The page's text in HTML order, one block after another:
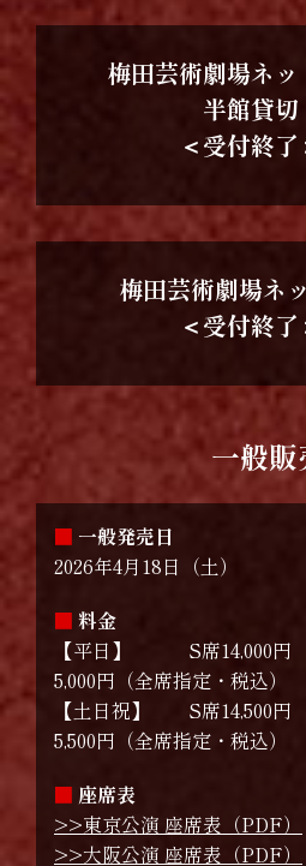
梅田芸術劇場ネ
半館貸切
＜受付終了
【東京公演】半館貸切対象
7/19（日）12:00公演、
詳細はこ
【大阪公演】半館貸切対象
詳細はこち
梅田芸術劇場ネ
＜受付終了
詳細・お申し込み
ご利用には、梅田芸術劇場
(年会費2,000円)への登録
利用登録 (年会
一般販
■ 一般発売日
2026年4月18日（土）
■ 料金
【平日】 S席14,000円
5,000円（全席指定・税込）
【土日祝】 S席14,500円
5,500円（全席指定・税込）
■ 座席表
>>東京公演 座席表（PDF）
>>大阪公演 座席表（PDF）